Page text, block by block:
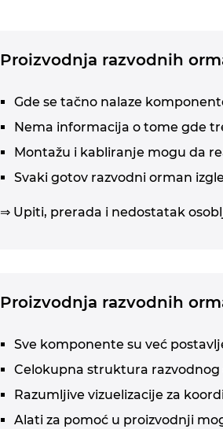
Proizvodnja razvodnih
Gde se tačno nalaze
Nema informacija o tome gde
Montažu i kabliranje mogu da
Svaki gotov razvodni orman
⇒ Upiti, prerada i nedostatak
Proizvodnja razvodnih
Sve komponente su već
Celokupna struktura razvodnog
Razumljive vizuelizacije za
Alati za pomoć u proizvodnji